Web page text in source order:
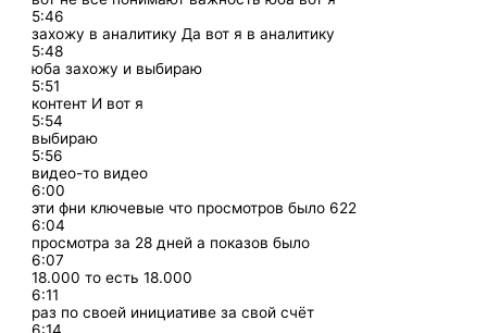
5:46
захожу в аналитику Да вот я в аналитику
5:48
юба захожу и выбираю
5:51
контент И вот я
5:54
выбираю
5:56
видео-то видео
6:00
эти фни ключевые что просмотров было 622
6:04
просмотра за 28 дней а показов было
6:07
18.000 то есть 18.000
6:11
раз по своей инициативе за свой счёт